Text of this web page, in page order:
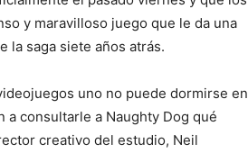
y maravilloso juego que le da una
la saga siete años atrás.
uno no puede dormirse en
consultarle a Naughty Dog qué
creativo del estudio, Neil